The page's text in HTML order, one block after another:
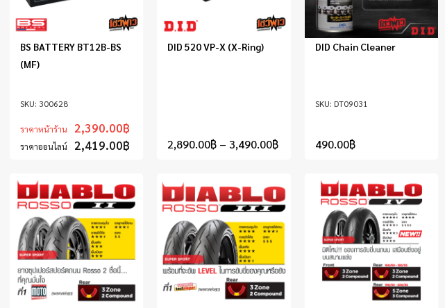
300628
BS BATTERY BT12B-BS
(MF)
ราคาหน้าร้าน 2,390.00฿
ราคาออนไลน์ 2,419.00฿
DID 520 VP-X (X-Ring)
2,890.00฿ – 3,490.00฿
DT09031
DID Chain Cleaner
490.00฿